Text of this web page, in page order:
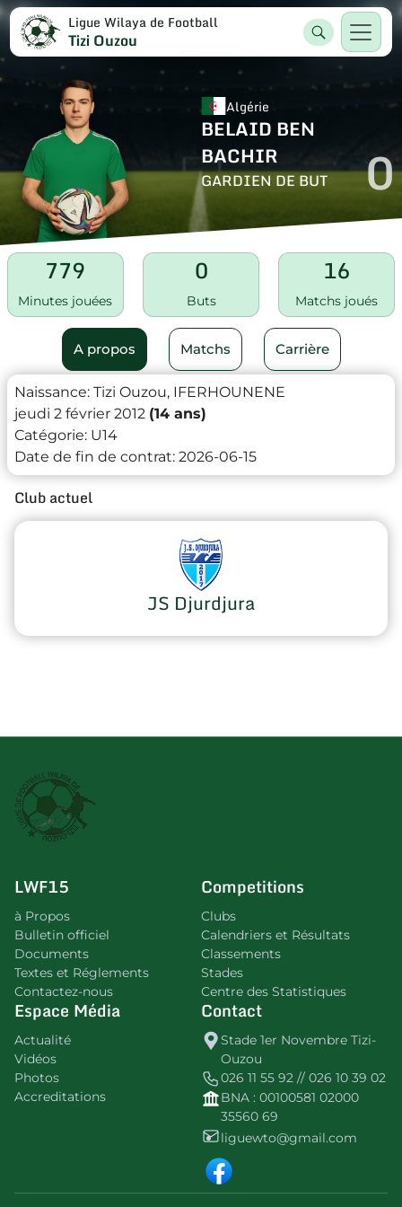
Ligue Wilaya de Football
Tizi Ouzou
Algérie
BELAID BEN
BACHIR
GARDIEN DE BUT 0
779
Minutes jouées
0
Buts
16
Matchs joués
A propos Matchs Carrière
Naissance: Tizi Ouzou, IFERHOUNENE
jeudi 2 février 2012 (14 ans)
Catégorie: U14
Date de fin de contrat: 2026-06-15
Club actuel
JS Djurdjura
LWF15
à Propos
Bulletin officiel
Documents
Textes et Réglements
Contactez-nous
Competitions
Clubs
Calendriers et Résultats
Classements
Stades
Centre des Statistiques
Espace Média
Actualité
Vidéos
Photos
Accreditations
Contact
Stade 1er Novembre Tizi-
Ouzou
026 11 55 92 // 026 10 39 02
BNA : 00100581 02000
35560 69
liguewto@gmail.com